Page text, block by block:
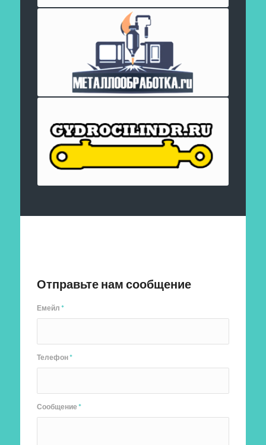
Отправьте нам сообщение
Емейл*
Телефон*
Сообщение*